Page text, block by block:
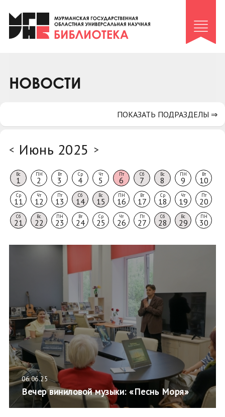
Клуб «Гиря и сельдерей»
Клуб «Семейный архив»
Коллегам
НОВОСТИ
< Июнь 2025 >
Вс
1
ПН
2
Вт
3
Ср
4
Чт
5
Пт
6
Сб
7
Вс
8
ПН
9
Вт
10
Ср
11
Чт
12
Пт
13
Сб
14
Вс
15
ПН
16
Вт
17
Ср
18
Чт
19
Пт
20
Сб
21
Вс
22
ПН
23
Вт
24
Ср
25
Чт
26
Пт
27
Сб
28
Вс
29
ПН
30
06.06.25
Вечер виниловой музыки: «Песнь Моря»
ПОКАЗАТЬ ПОДРАЗДЕЛЫ ⇒